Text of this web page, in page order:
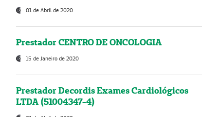
01 de Abril de 2020
Prestador CENTRO DE ONCOLOGIA
15 de Janeiro de 2020
Prestador Decordis Exames Cardiológicos
LTDA (51004347-4)